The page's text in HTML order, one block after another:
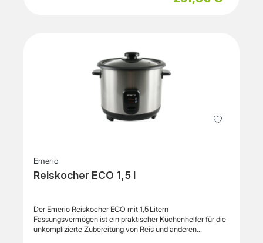
Emerio
Reiskocher ECO 1,5 l
Der Emerio Reiskocher ECO mit 1,5 Litern
Fassungsvermögen ist ein praktischer Küchenhelfer für die
unkomplizierte Zubereitung von Reis und anderen